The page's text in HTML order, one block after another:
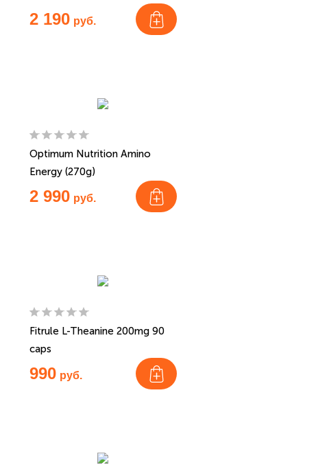
2 190 руб.
Optimum Nutrition Amino
Energy (270g)
2 990 руб.
Fitrule L-Theanine 200mg 90
caps
990 руб.